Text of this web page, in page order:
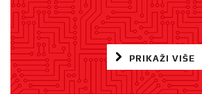
PRIKAŽI VIŠE